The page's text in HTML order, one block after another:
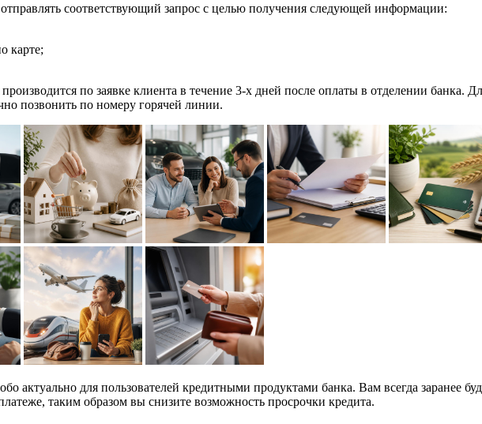
соответствующий запрос с целью получения следующей информации:
карте;
по заявке клиента в течение 3-х дней после оплаты в отделении банка.
позвонить по номеру горячей линии.
для пользователей кредитными продуктами банка. Вам всегда заранее
таким образом вы снизите возможность просрочки кредита.